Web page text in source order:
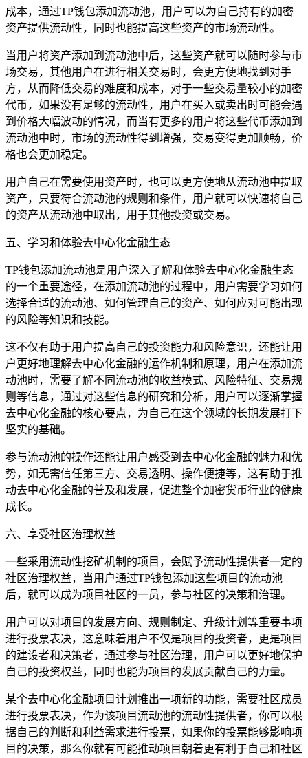
成本，通过TP钱包添加流动池，用户可以为自己持有的加密
资产提供流动性，同时也能提高这些资产的市场流动性。
当用户将资产添加到流动池中后，这些资产就可以随时参与市
场交易，其他用户在进行相关交易时，会更方便地找到对手
方，从而降低交易的难度和成本，对于一些交易量较小的加密
代币，如果没有足够的流动性，用户在买入或卖出时可能会遇
到价格大幅波动的情况，而当有更多的用户将这些代币添加到
流动池中时，市场的流动性得到增强，交易变得更加顺畅，价
格也会更加稳定。
用户自己在需要使用资产时，也可以更方便地从流动池中提取
资产，只要符合流动池的规则和条件，用户就可以快速将自己
的资产从流动池中取出，用于其他投资或交易。
五、学习和体验去中心化金融生态
TP钱包添加流动池是用户深入了解和体验去中心化金融生态
的一个重要途径，在添加流动池的过程中，用户需要学习如何
选择合适的流动池、如何管理自己的资产、如何应对可能出现
的风险等知识和技能。
这不仅有助于用户提高自己的投资能力和风险意识，还能让用
户更好地理解去中心化金融的运作机制和原理，用户在添加流
动池时，需要了解不同流动池的收益模式、风险特征、交易规
则等信息，通过对这些信息的研究和分析，用户可以逐渐掌握
去中心化金融的核心要点，为自己在这个领域的长期发展打下
坚实的基础。
参与流动池的操作还能让用户感受到去中心化金融的魅力和优
势，如无需信任第三方、交易透明、操作便捷等，这有助于推
动去中心化金融的普及和发展，促进整个加密货币行业的健康
成长。
六、享受社区治理权益
一些采用流动性挖矿机制的项目，会赋予流动性提供者一定的
社区治理权益，当用户通过TP钱包添加这些项目的流动池
后，就可以成为项目社区的一员，参与社区的决策和治理。
用户可以对项目的发展方向、规则制定、升级计划等重要事项
进行投票表决，这意味着用户不仅是项目的投资者，更是项目
的建设者和决策者，通过参与社区治理，用户可以更好地保护
自己的投资权益，同时也能为项目的发展贡献自己的力量。
某个去中心化金融项目计划推出一项新的功能，需要社区成员
进行投票表决，作为该项目流动池的流动性提供者，你可以根
据自己的判断和利益需求进行投票，如果你的投票能够影响项
目的决策，那么你就有可能推动项目朝着更有利于自己和社区